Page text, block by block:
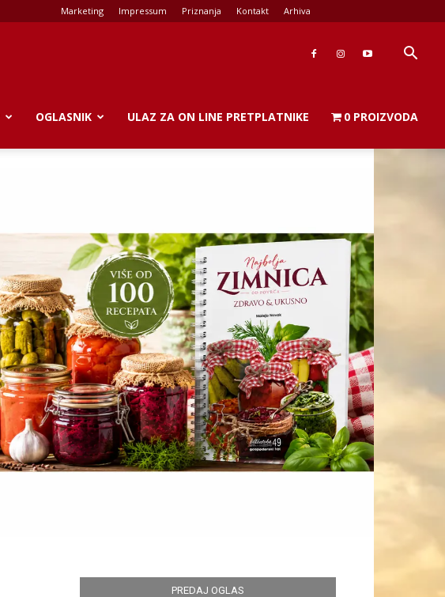
Marketing Impressum Priznanja Kontakt Arhiva
OGLASNIK ULAZ ZA ON LINE PRETPLATNIKE 0 PROIZVODA
PREDAJ OGLAS